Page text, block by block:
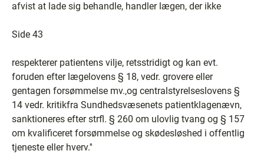
afvist at lade sig behandle, handler lægen, der ikke
Side 43
respekterer patientens vilje, retsstridigt og kan evt.
foruden efter lægelovens § 18, vedr. grovere eller
gentagen forsømmelse mv.,og centralstyrelseslovens §
14 vedr. kritikfra Sundhedsvæsenets patientklagenævn,
sanktioneres efter strfl. § 260 om ulovlig tvang og § 157
om kvalificeret forsømmelse og skødesløshed i offentlig
tjeneste eller hverv.''